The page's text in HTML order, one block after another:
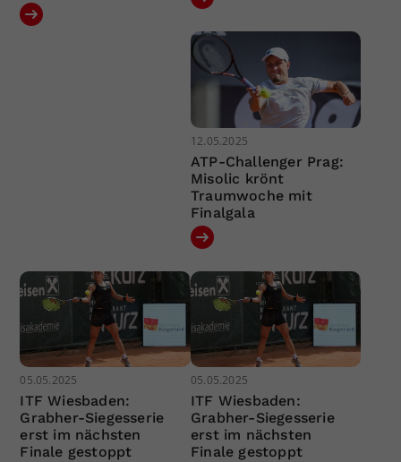
12.05.2025
ATP-Challenger Prag:
Misolic krönt
Traumwoche mit
Finalgala
05.05.2025
ITF Wiesbaden:
Grabher-Siegesserie
erst im nächsten
Finale gestoppt
05.05.2025
ITF Wiesbaden:
Grabher-Siegesserie
erst im nächsten
Finale gestoppt